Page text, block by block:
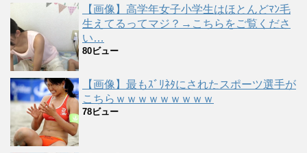
【画像】高学年女子小学生はほとんどﾏﾝ毛
生えてるってマジ？→こちらをご覧くださ
い…
80ビュー
【画像】最もｽﾞﾘﾈﾀにされたスポーツ選手が
こちらｗｗｗｗｗｗｗｗｗ
78ビュー